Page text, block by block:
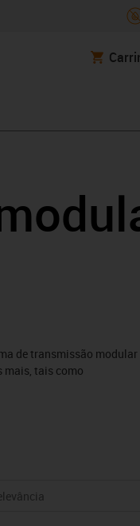
de transmissão modular
mais, tais como